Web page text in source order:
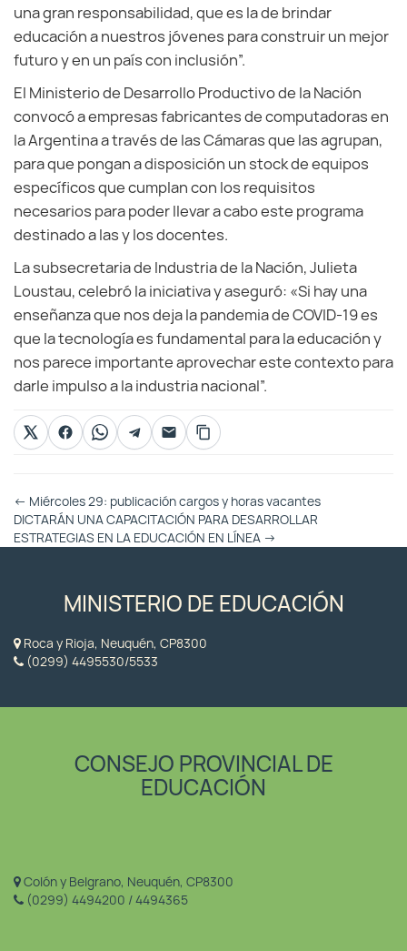
una gran responsabilidad, que es la de brindar
educación a nuestros jóvenes para construir un mejor
futuro y en un país con inclusión”.
El Ministerio de Desarrollo Productivo de la Nación
convocó a empresas fabricantes de computadoras en
la Argentina a través de las Cámaras que las agrupan,
para que pongan a disposición un stock de equipos
específicos que cumplan con los requisitos
necesarios para poder llevar a cabo este programa
destinado a las y los docentes.
La subsecretaria de Industria de la Nación, Julieta
Loustau, celebró la iniciativa y aseguró: «Si hay una
enseñanza que nos deja la pandemia de COVID-19 es
que la tecnología es fundamental para la educación y
nos parece importante aprovechar este contexto para
darle impulso a la industria nacional”.
Otras
Entradas
← Miércoles 29: publicación cargos y horas vacantes
DICTARÁN UNA CAPACITACIÓN PARA DESARROLLAR
ESTRATEGIAS EN LA EDUCACIÓN EN LÍNEA →
MINISTERIO DE EDUCACIÓN
Roca y Rioja, Neuquén, CP8300
(0299) 4495530/5533
CONSEJO PROVINCIAL DE
EDUCACIÓN
Colón y Belgrano, Neuquén, CP8300
(0299) 4494200 / 4494365